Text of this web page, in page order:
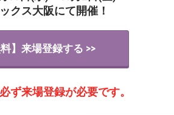
クス大阪にて開催！
料】来場登録する >>
ず来場登録が必要です。